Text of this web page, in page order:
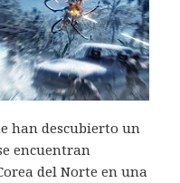
han descubierto un
encuentran
del Norte en una